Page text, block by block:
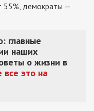
55%, демократы —
главные
наших
о жизни в
все это на